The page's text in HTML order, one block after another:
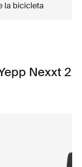
la bicicleta
Nexxt 2